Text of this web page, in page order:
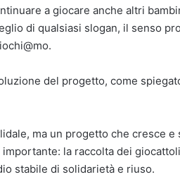
a giocare anche altri
di qualsiasi slogan, il senso
del progetto, come
ma un progetto che cresce e
importante: la raccolta dei
stabile di solidarietà e riuso.